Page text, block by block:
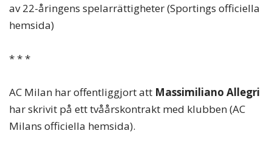
av 22-åringens spelarrättigheter (Sportings officiella
hemsida)
* * *
AC Milan har offentliggjort att Massimiliano Allegri
har skrivit på ett tvåårskontrakt med klubben (AC
Milans officiella hemsida).